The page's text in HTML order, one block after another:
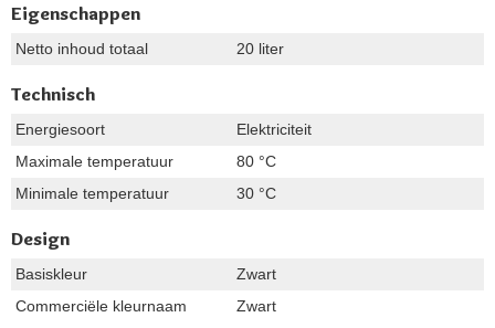
Eigenschappen
Netto inhoud totaal 20 liter
Technisch
Energiesoort
Elektriciteit
Maximale temperatuur
80 °C
Minimale temperatuur
30 °C
Design
Basiskleur
Zwart
Commerciële kleurnaam
Zwart